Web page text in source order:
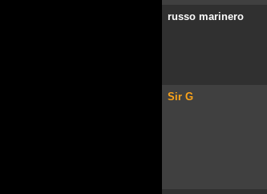
russo marinero
Sir G